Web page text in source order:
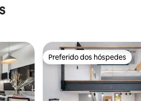
Preferido dos hóspedes
Preferido dos hóspedes